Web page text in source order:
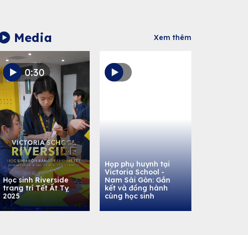
Media Xem thêm
0:30
Học sinh Riverside
trang trí Tết Ất Tỵ
2025
Họp phụ huynh tại
Victoria School -
Nam Sài Gòn: Gắn
kết và đồng hành
cùng học sinh